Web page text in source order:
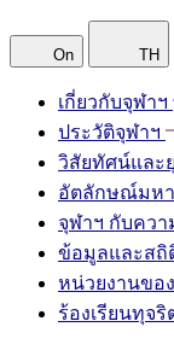
On TH
เกี่ยวกับจุฬาฯ
ประวัติจุฬาฯ
วิสัยทัศน์และ
อัตลักษณ์มห
จุฬาฯ กับควา
ข้อมูลและสถิ
หน่วยงานขอ
ร้องเรียนทุจ